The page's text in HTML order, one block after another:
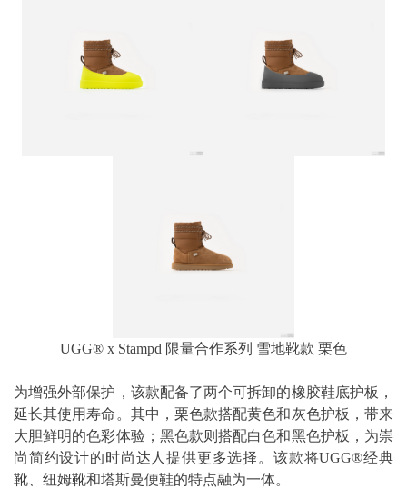
UGG® x Stampd 限量合作系列 雪地靴款 栗色
为增强外部保护，该款配备了两个可拆卸的橡胶鞋底护板，
延长其使用寿命。其中，栗色款搭配黄色和灰色护板，带来
大胆鲜明的色彩体验；黑色款则搭配白色和黑色护板，为崇
尚简约设计的时尚达人提供更多选择。该款将UGG®经典
靴、纽姆靴和塔斯曼便鞋的特点融为一体。